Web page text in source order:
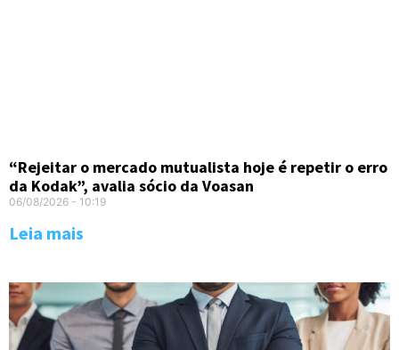
“Rejeitar o mercado mutualista hoje é repetir o erro
da Kodak”, avalia sócio da Voasan
06/08/2026 10:19
Leia mais